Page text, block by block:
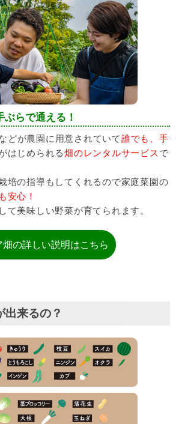
らで通える！
どが農園に用意されていて誰でも、手
はじめられる畑のレンタルサービス で
培の指導もしてくれるので家庭菜園の
安心！
て美味しい野菜が育てられます。
畑の詳しい説明はこちら
出来るの？